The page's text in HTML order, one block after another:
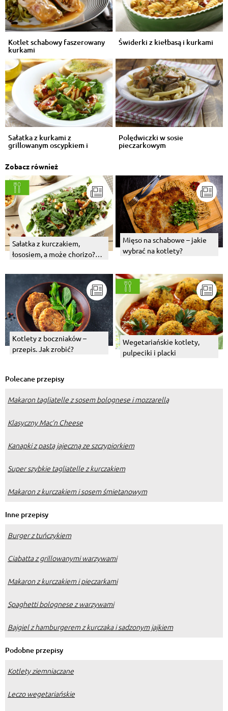
Kotlet schabowy faszerowany
kurkami
Świderki z kiełbasą i kurkami
Sałatka z kurkami z
grillowanym oscypkiem i
Polędwiczki w sosie
pieczarkowym
Zobacz również
Sałatka z kurczakiem,
łososiem, a może chorizo?
Mięso na schabowe – jakie
wybrać na kotlety?
Kotlety z boczniaków –
przepis. Jak zrobić?
Wegetariańskie kotlety,
pulpeciki i placki
Polecane przepisy
Makaron tagliatelle z sosem bolognese i mozzarellą
Klasyczny Mac’n Cheese
Kanapki z pastą jajeczną ze szczypiorkiem
Super szybkie tagliatelle z kurczakiem
Makaron z kurczakiem i sosem śmietanowym
Inne przepisy
Burger z tuńczykiem
Ciabatta z grillowanymi warzywami
Makaron z kurczakiem i pieczarkami
Spaghetti bolognese z warzywami
Bajgiel z hamburgerem z kurczaka i sadzonym jajkiem
Podobne przepisy
Kotlety ziemniaczane
Leczo wegetariańskie